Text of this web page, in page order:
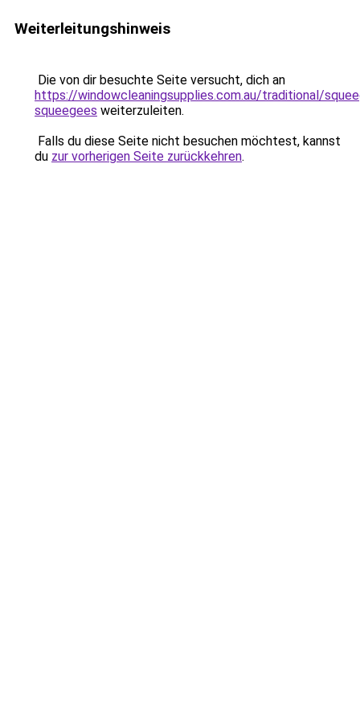
Weiterleitungshinweis
Die von dir besuchte Seite versucht, dich an
https://windowcleaningsupplies.com.au/traditional/
squeegees weiterzuleiten.
Falls du diese Seite nicht besuchen möchtest, kannst
du zur vorherigen Seite zurückkehren.